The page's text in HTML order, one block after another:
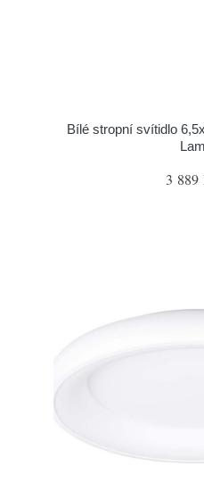
Bílé stropní svítidlo
3 889